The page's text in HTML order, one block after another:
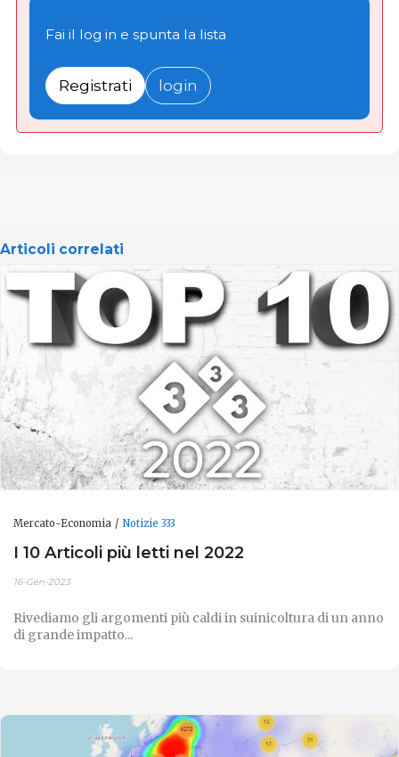
Fai il log in e spunta la lista
Registrati login
Articoli correlati
Mercato-Economia Notizie 333
I 10 Articoli più letti nel 2022
16-Gen-2023
Rivediamo gli argomenti più caldi in suinicoltura di un anno
di grande impatto...